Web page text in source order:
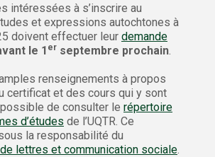
intéressées à s’inscrire au
et expressions autochtones à
doivent effectuer leur demande
le 1 er septembre prochain
renseignements à propos
certificat et des cours qui y sont
de consulter le répertoire
d’études de l’UQTR. Ce
la responsabilité du
lettres et communication sociale